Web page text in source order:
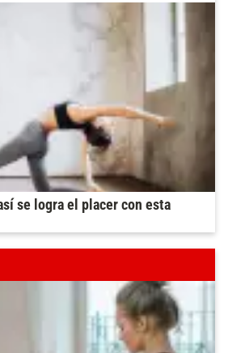
se logra el placer con esta